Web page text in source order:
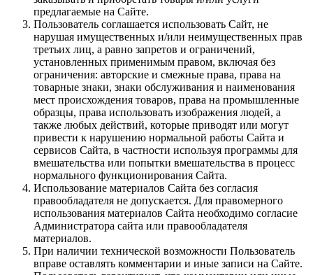
предлагаемые на Сайте.
Пользователь соглашается использовать Сайт, не
нарушая имущественных и/или неимущественных прав
третьих лиц, а равно запретов и ограничений,
установленных применимым правом, включая без
ограничения: авторские и смежные права, права на
товарные знаки, знаки обслуживания и наименования
мест происхождения товаров, права на промышленные
образцы, права использовать изображения людей, а
также любых действий, которые приводят или могут
привести к нарушению нормальной работы Сайта и
сервисов Сайта, в частности используя программы для
вмешательства или попытки вмешательства в процесс
нормального функционирования Сайта.
Использование материалов Сайта без согласия
правообладателя не допускается. Для правомерного
использования материалов Сайта необходимо согласие
Администратора сайта или правообладателя
материалов.
При наличии технической возможности Пользователь
вправе оставлять комментарии и иные записи на Сайте.